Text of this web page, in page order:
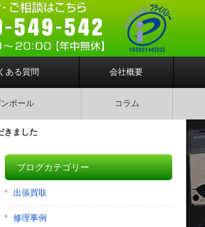
ある質問 会社概要
ンボール コラム
きました
ブログカテゴリー
出張買取
修理事例